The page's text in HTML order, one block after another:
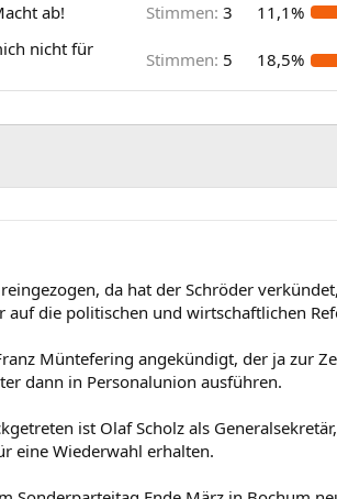
ab!
Stimmen: 3
11,1%
nicht für
Stimmen: 5 18,5%
da hat der Schröder
die politischen und wirtschaftlichen
Müntefering angekündigt, der ja zur
dann in Personalunion ausführen.
ist Olaf Scholz als
eine Wiederwahl erhalten.